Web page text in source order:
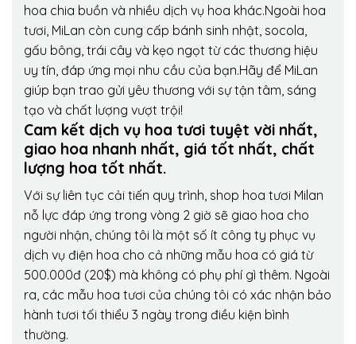
hoa chia buồn và nhiều dịch vụ hoa khác.Ngoài hoa
tươi, MiLan còn cung cấp bánh sinh nhật, socola,
gấu bông, trái cây và kẹo ngọt từ các thương hiệu
uy tín, đáp ứng mọi nhu cầu của bạn.Hãy để MiLan
giúp bạn trao gửi yêu thương với sự tận tâm, sáng
tạo và chất lượng vượt trội!
Cam kết dịch vụ hoa tươi tuyệt vời nhất,
giao hoa nhanh nhất, giá tốt nhất, chất
lượng hoa tốt nhất.
Với sự liên tục cải tiến quy trình, shop hoa tươi Milan
nỗ lực đáp ứng trong vòng 2 giờ sẽ giao hoa cho
người nhận, chúng tôi là một số ít công ty phục vụ
dịch vụ điện hoa cho cả những mẫu hoa có giá từ
500.000đ (20$) mà không có phụ phí gì thêm. Ngoài
ra, các mẫu hoa tươi của chúng tôi có xác nhận bảo
hành tươi tối thiểu 3 ngày trong điều kiện bình
thường.